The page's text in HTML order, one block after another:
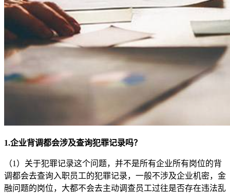
1.企业背调都会涉及查询犯罪记录吗？
（1）关于犯罪记录这个问题，并不是所有企业所有岗位的背
调都会去查询入职员工的犯罪记录，一般不涉及企业机密，金
融问题的岗位，大都不会去主动调查员工过往是否存在违法乱